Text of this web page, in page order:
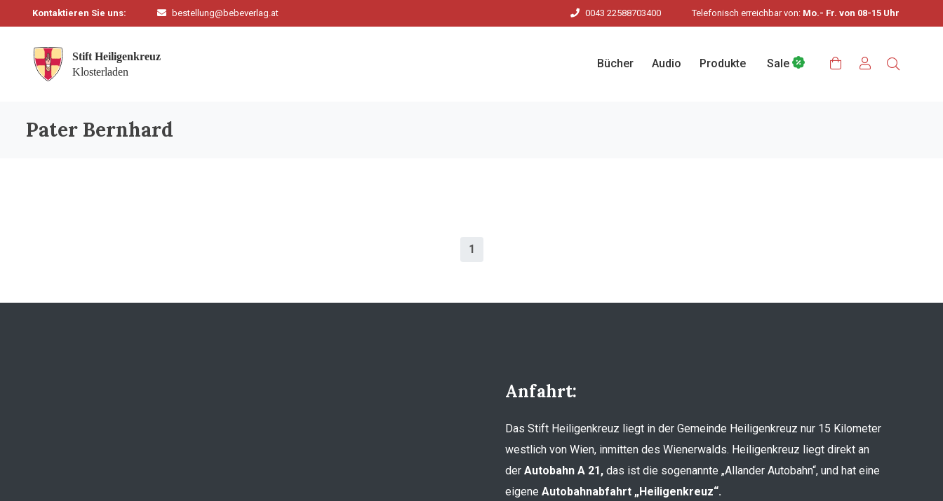
Kontaktieren Sie uns: bestellung@bebeverlag.at 0043 22588703400 Telefonisch erreichbar von: Mo.- Fr. von 08-15 Uhr
Bücher Audio Produkte Sale
Pater Bernhard
1
Anfahrt:
Das Stift Heiligenkreuz liegt in der Gemeinde Heiligenkreuz nur 15 Kilometer
westlich von Wien, inmitten des Wienerwalds. Heiligenkreuz liegt direkt an
der Autobahn A 21, das ist die sogenannte „Allander Autobahn“, und hat eine
eigene Autobahnabfahrt „Heiligenkreuz“.